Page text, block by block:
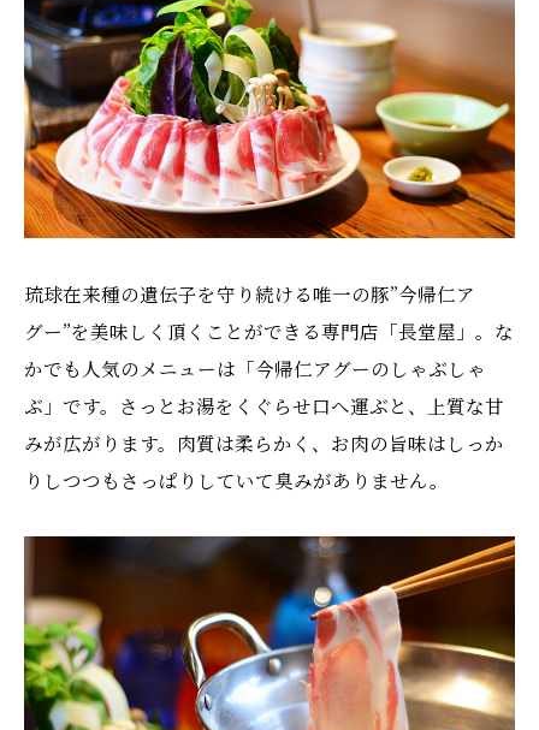
琉球在来種の遺伝子を守り続ける唯一の豚”今帰仁ア
グー”を美味しく頂くことができる専門店「長堂屋」。な
かでも人気のメニューは「今帰仁アグーのしゃぶしゃ
ぶ」です。さっとお湯をくぐらせ口へ運ぶと、上質な甘
みが広がります。肉質は柔らかく、お肉の旨味はしっか
りしつつもさっぱりしていて臭みがありません。